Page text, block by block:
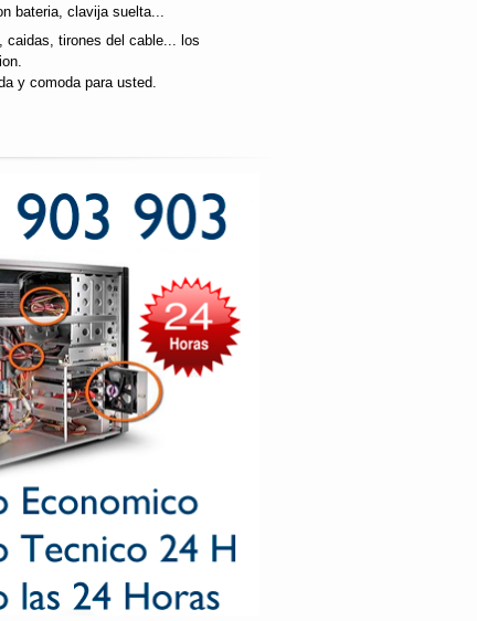
bateria, clavija suelta...
caidas, tirones del cable... los
y comoda para usted.